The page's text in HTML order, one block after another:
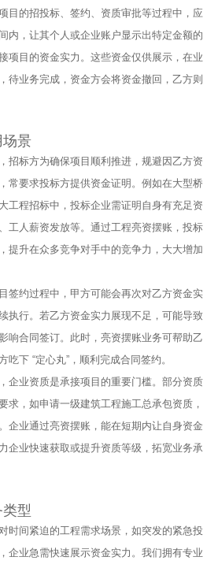
目的招投标、签约、资质审批等过程中，应
内，让其个人或企业账户显示出特定金额的
项目的资金实力。这些资金仅供展示，在业
待业务完成，资金方会将资金撤回，乙方则
场景
招标方为确保项目顺利推进，规避因乙方资
常要求投标方提供资金证明。例如在大型桥
工程招标中，投标企业需证明自身有充足资
工人薪资发放等。通过工程亮资摆账，投标
提升在众多竞争对手中的竞争力，大大增加
签约过程中，甲方可能会再次对乙方资金实
执行。若乙方资金实力展现不足，可能导致
响合同签订。此时，亮资摆账业务可帮助乙
下 “定心丸”，顺利完成合同签约。​
企业资质是承接项目的重要门槛。部分资质
求，如申请一级建筑工程施工总承包资质，
企业通过亮资摆账，能在短期内让自身资金
企业快速获取或提升资质等级，拓宽业务承
型
时间紧迫的工程需求场景，如突发的紧急投
企业急需快速展示资金实力。我们拥有专业